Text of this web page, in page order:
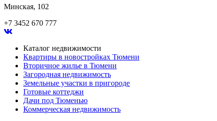
Минская, 102
+7 3452 670 777
Каталог недвижимости
Квартиры в новостройках Тюмени
Вторичное жилье в Тюмени
Загородная недвижимость
Земельные участки в пригороде
Готовые коттеджи
Дачи под Тюменью
Коммерческая недвижимость